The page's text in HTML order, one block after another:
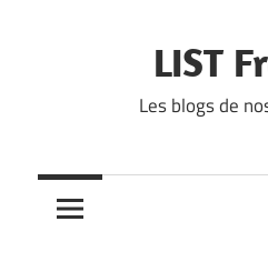
LIST
Les blogs de